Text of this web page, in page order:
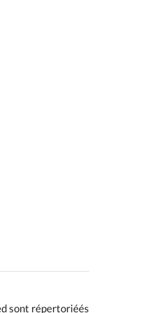
sont répertoriéés